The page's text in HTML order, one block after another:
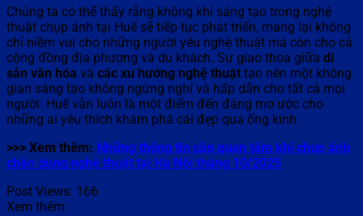
Chúng ta có thể thấy rằng không khí sáng tạo trong nghệ
thuật chụp ảnh tại Huế sẽ tiếp tục phát triển, mang lại không
chỉ niềm vui cho những người yêu nghệ thuật mà còn cho cả
cộng đồng địa phương và du khách. Sự giao thoa giữa di
sản văn hóa và các xu hướng nghệ thuật tạo nên một không
gian sáng tạo không ngừng nghỉ và hấp dẫn cho tất cả mọi
người. Huế vẫn luôn là một điểm đến đáng mơ ước cho
những ai yêu thích khám phá cái đẹp qua ống kính.
>>> Xem thêm: Những thông tin cần quan tâm khi chụp ảnh
chân dung nghệ thuật tại Hà Nội tháng 10/2025
Post Views: 166
Xem thêm: